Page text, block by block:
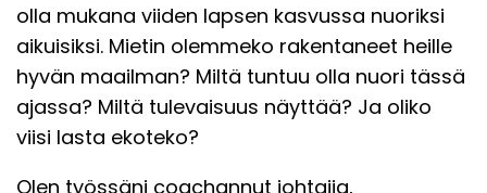
olla mukana viiden lapsen kasvussa nuoriksi
aikuisiksi. Mietin olemmeko rakentaneet heille
hyvän maailman? Miltä tuntuu olla nuori tässä
ajassa? Miltä tulevaisuus näyttää? Ja oliko
viisi lasta ekoteko?
Olen työssäni coachannut johtajia,